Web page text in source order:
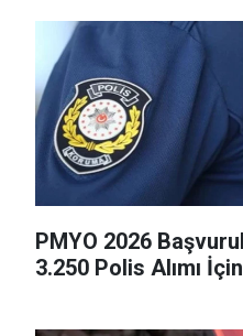
PMYO 2026
3.250 Polis Alımı